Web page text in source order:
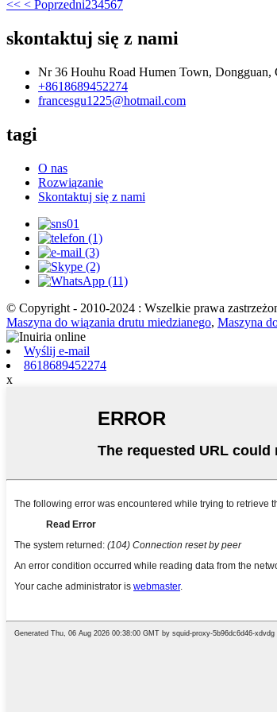
<< < Poprzedni234567
skontaktuj się z nami
Nr 36 Houhu Road Humen Town, Dongguan,
+8618689452274
francesgu1225@hotmail.com
tagi
O nas
Rozwiązanie
Skontaktuj się z nami
© Copyright - 2010-2024 : Wszelkie prawa
Maszyna do wiązania drutu miedzianego, Maszyna
Wyślij e-mail
8618689452274
x